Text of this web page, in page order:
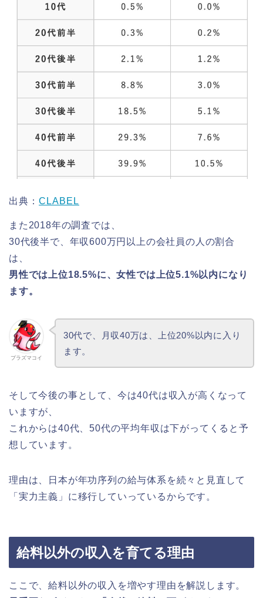
出典： CLABEL
また2018年の調査では、
30代後半で、年収600万円以上の会社員の人の割合
は、
男性では上位18.5%に、女性では上位5.1%以内になり
ます。
プラズマコイ
30代で、月収40万は、上位20%以内に入り
ます。
そして今後の事として、今は40代は収入が高くなって
いますが、
これからは40代、50代の平均年収は下がってくると予
想しています。
理由は、日本が年功序列の給与体系を続々と見直して
「実力主義」に移行していっているからです。
給料以外の収入を育てる理由
ここで、給料以外の収入を増やす理由を解説します。